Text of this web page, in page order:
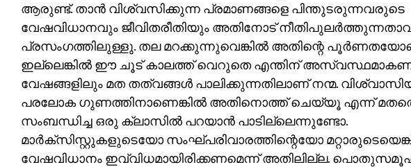
ആരുണ്ട്. താന്‍ വിശ്വസിക്കുന്ന പ്രമാണങ്ങളെ പിന്തുടരുന്നവരുടെ
വേഷവിധാനവും ജീവിതരീതിയും അതിനോട്
പ്രസംഗത്തിലുള്ളു. തല മറക്കുന്നുവെങ്കില്‍ അതിന്റെ
ഇല്ലെങ്കില്‍ ഈ ചൂട് കാലത്ത് വെറുതെ എന്തിന്
വേഷങ്ങളിലും മത തത്വങ്ങള്‍ പാലിക്കുന്നതിലാണ് നന്മ.
പരലോക ഗുണത്തിനാണെങ്കില്‍ അതിനൊത്ത് ചെയ്യൂ എന്ന്
സംബന്ധിച്ച ഒരു ക്ലാസില്‍ പറയാന്‍ പാടില്ലെന്നുണ്ടോ.
മാര്‍ക്‌സിസ്റ്റുകളുടെയോ സംഘ്പരിവാരത്തിന്റെയോ
വേഷവിധാനം ഇവ്വിധമായിരിക്കണമെന്ന് അതിലില്ല.